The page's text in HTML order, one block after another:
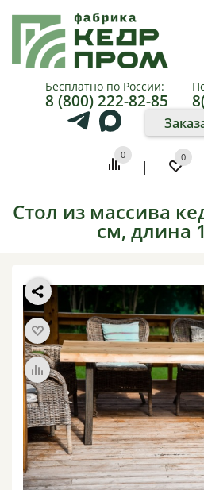
Бесплатно по России:
8 (800) 222-82-85
0
|
0
КАТАЛОГ
КОМПАНИИ
КУПИТЬ
ПАРТНЕРАМ
ФОТО
И
ВИДЕО
ОТЗЫВЫ
КОНТАКТЫ
Стол из массива
см, длина